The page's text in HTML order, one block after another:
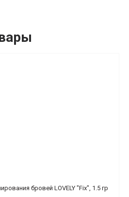
бровей LOVELY "Fix", 1.5 гр